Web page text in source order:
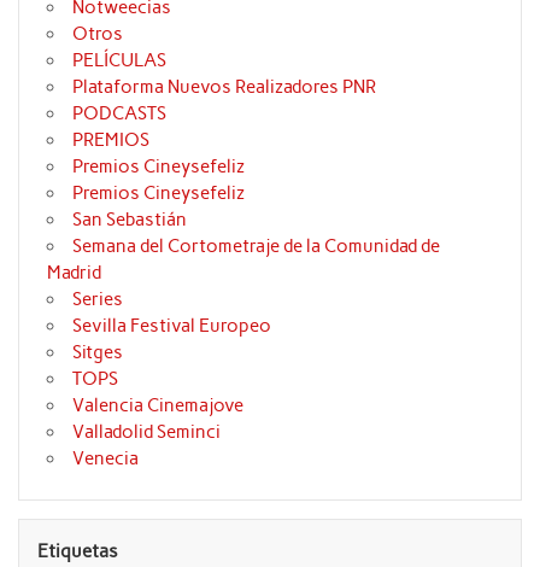
Notweecias
Otros
PELÍCULAS
Plataforma Nuevos Realizadores PNR
PODCASTS
PREMIOS
Premios Cineysefeliz
Premios Cineysefeliz
San Sebastián
Semana del Cortometraje de la Comunidad de
Madrid
Series
Sevilla Festival Europeo
Sitges
TOPS
Valencia Cinemajove
Valladolid Seminci
Venecia
Etiquetas